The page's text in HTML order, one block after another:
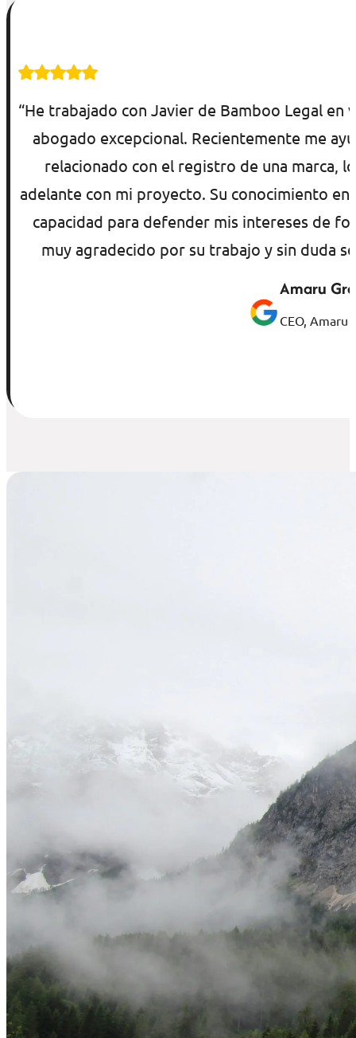
“He trabajado con Javier de Bamboo Legal en
abogado excepcional. Recientemente me
relacionado con el registro de una marca,
adelante con mi proyecto. Su conocimiento
capacidad para defender mis intereses de
muy agradecido por su trabajo y sin duda
Amaru
CEO, Amaru